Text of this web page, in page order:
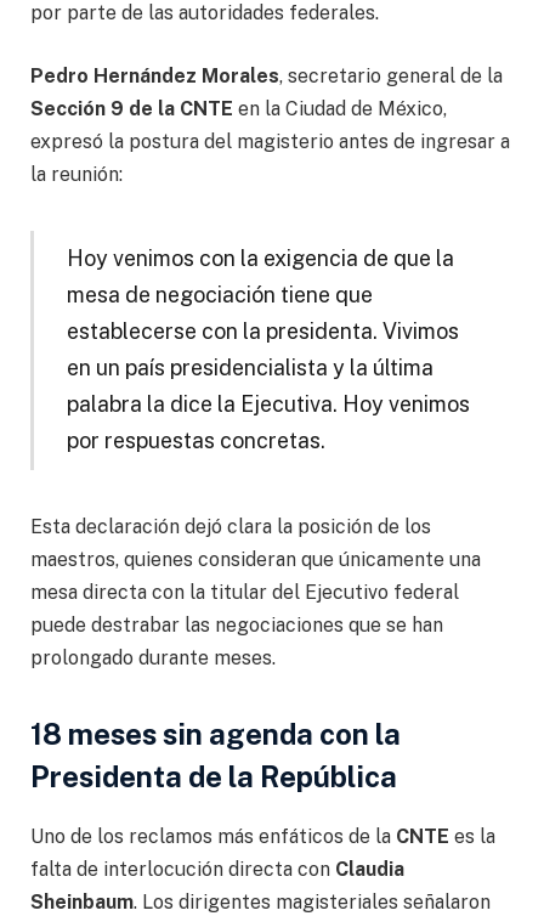
por parte de las autoridades federales.
Pedro Hernández Morales, secretario general de la
Sección 9 de la CNTE en la Ciudad de México,
expresó la postura del magisterio antes de ingresar a
la reunión:
Hoy venimos con la exigencia de que la
mesa de negociación tiene que
establecerse con la presidenta. Vivimos
en un país presidencialista y la última
palabra la dice la Ejecutiva. Hoy venimos
por respuestas concretas.
Esta declaración dejó clara la posición de los
maestros, quienes consideran que únicamente una
mesa directa con la titular del Ejecutivo federal
puede destrabar las negociaciones que se han
prolongado durante meses.
18 meses sin agenda con la
Presidenta de la República
Uno de los reclamos más enfáticos de la CNTE es la
falta de interlocución directa con Claudia
Sheinbaum. Los dirigentes magisteriales señalaron